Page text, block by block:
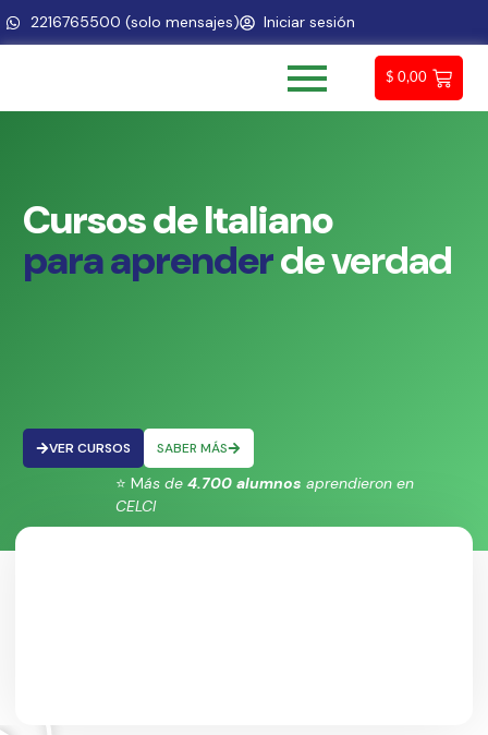
2216765500 (solo mensajes) Iniciar sesión
$ 0,00
CursosdeItaliano
paraaprenderdeverdad
VER CURSOS SABER MÁS
⭐ Más de 4.700 alumnos aprendieron en
CELCI